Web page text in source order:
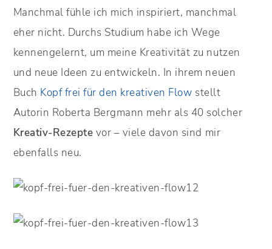
Manchmal fühle ich mich inspiriert, manchmal
eher nicht. Durchs Studium habe ich Wege
kennengelernt, um meine Kreativität zu nutzen
und neue Ideen zu entwickeln. In ihrem neuen
Buch Kopf frei für den kreativen Flow stellt
Autorin Roberta Bergmann mehr als 40 solcher
Kreativ-Rezepte vor – viele davon sind mir
ebenfalls neu.